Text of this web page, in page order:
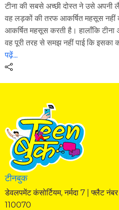
टीना की सबसे अच्छी दोस्त ने उसे अपनी
वह लड़कों की तरफ आकर्षित महसूस नहीं
आकर्षित महसूस करती है। हालाँकि
वह पूरी तरह से समझ नहीं पाई कि
पढ़ें...
टीनबुक
डेवलपमेंट कंसोर्टियम, नर्मदा 7 | फ्लैट
110070